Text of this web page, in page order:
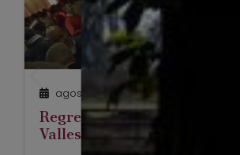
agosto 12, 2022
Regresa la gran celebración
Valles de Curicó